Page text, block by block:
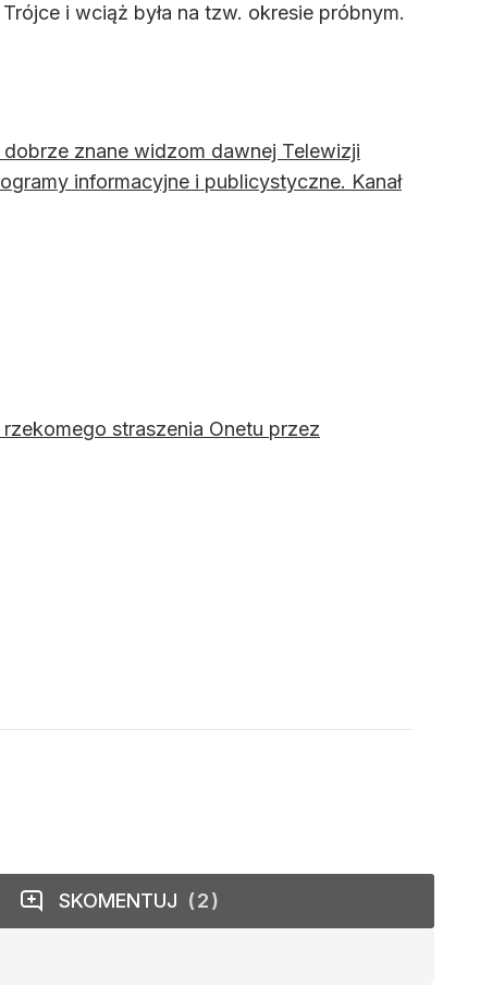
i wciąż była na tzw. okresie próbnym.
znane widzom dawnej Telewizji
informacyjne i publicystyczne. Kanał
straszenia Onetu przez
SKOMENTUJ 2